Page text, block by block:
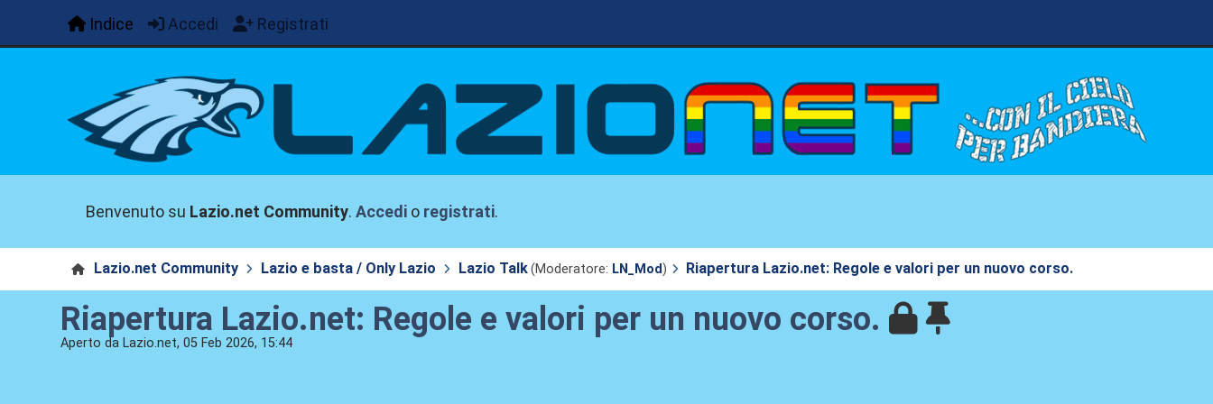
Indice Accedi Registrati
Benvenuto su Lazio.net Community.Accedi o registrati.
Lazio.net Community Lazio e basta / Only Lazio Lazio Talk(Moderatore: LN_Mod) Riapertura Lazio.net: Regole e valori per un nuovo corso.
Riapertura Lazio.net: Regole e valori per un nuovo corso.
Aperto da Lazio.net, 05 Feb 2026, 15:44